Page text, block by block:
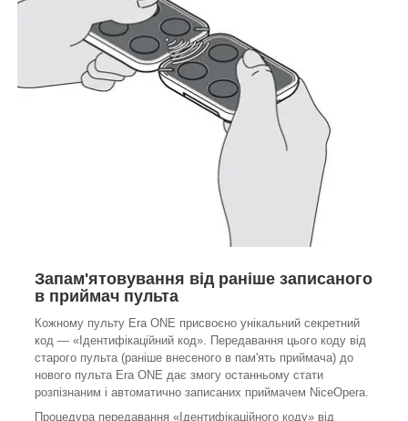
Запам'ятовування від раніше записаного
в приймач пульта
Кожному пульту Era ONE присвоєно унікальний секретний
код — «Ідентифікаційний код». Передавання цього коду від
старого пульта (раніше внесеного в пам'ять приймача) до
нового пульта Era ONE дає змогу останньому стати
розпізнаним і автоматично записаних приймачем NiceOpera.
Процедура передавання «Ідентифікаційного коду» від